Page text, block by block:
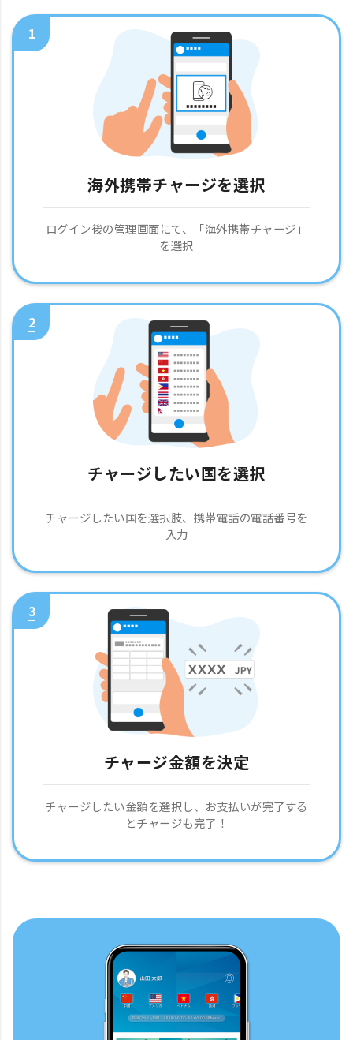
1
海外携帯チャージを選択
ログイン後の管理画面にて、「海外携帯チャージ」
を選択
2
チャージしたい国を選択
チャージしたい国を選択肢、携帯電話の電話番号を
入力
3
チャージ金額を決定
チャージしたい金額を選択し、お支払いが完了する
とチャージも完了！